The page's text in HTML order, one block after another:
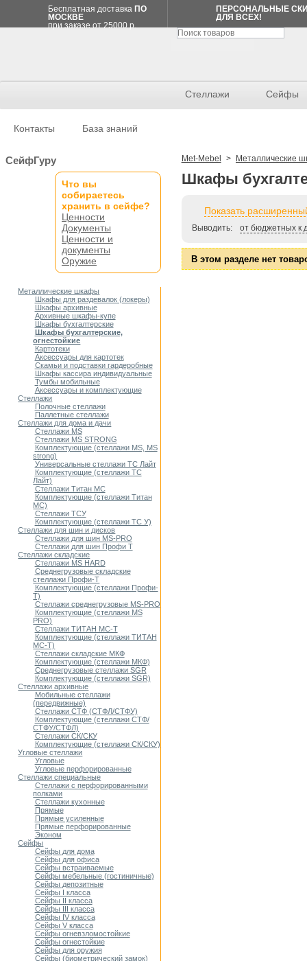
Бесплатная доставка ПО
МОСКВЕ
при заказе от 25000 р.
ПЕРСОНАЛЬНЫЕ
ДЛЯ ВСЕХ!
Стеллажи Сейфы
Контакты База знаний
СейфГуру
Что вы
собираетесь
хранить в сейфе?
Ценности
Документы
Ценности и
документы
Оружие
Металлические шкафы
Шкафы для раздевалок (локеры)
Шкафы архивные
Архивные шкафы-купе
Шкафы бухгалтерские
Шкафы бухгалтерские,
огнестойкие
Картотеки
Аксессуары для картотек
Скамьи и подставки гардеробные
Шкафы кассира индивидуальные
Тумбы мобильные
Аксессуары и комплектующие
Стеллажи
Полочные стеллажи
Паллетные стеллажи
Стеллажи для дома и дачи
Стеллажи MS
Стеллажи MS STRONG
Комплектующие (стеллажи MS, MS
strong)
Универсальные стеллажи ТС Лайт
Комплектующие (стеллажи ТС
Лайт)
Стеллажи Титан МС
Комплектующие (стеллажи Титан
МС)
Стеллажи ТСУ
Комплектующие (стеллажи ТС У)
Стеллажи для шин и дисков
Стеллажи для шин MS-PRO
Стеллажи для шин Профи Т
Стеллажи складские
Стеллажи MS HARD
Среднегрузовые складские
стеллажи Профи-Т
Комплектующие (стеллажи Профи-
Т)
Стеллажи среднегрузовые MS-PRO
Комплектующие (стеллажи MS
PRO)
Стеллажи ТИТАН МС-Т
Комплектующие (стеллажи ТИТАН
МС-Т)
Стеллажи складские МКФ
Комплектующие (стеллажи МКФ)
Среднегрузовые стеллажи SGR
Комплектующие (стеллажи SGR)
Стеллажи архивные
Мобильные стеллажи
(передвижные)
Стеллажи СТФ (СТФЛ/СТФУ)
Комплектующие (стеллажи СТФ/
СТФУ/СТФЛ)
Стеллажи СК/СКУ
Комплектующие (стеллажи СК/СКУ)
Угловые стеллажи
Угловые
Угловые перфорированные
Стеллажи специальные
Стеллажи с перфорированными
полками
Стеллажи кухонные
Прямые
Прямые усиленные
Прямые перфорированные
Эконом
Сейфы
Сейфы для дома
Сейфы для офиса
Сейфы встраиваемые
Сейфы мебельные (гостиничные)
Сейфы депозитные
Cейфы I класса
Сейфы II класса
Сейфы III класса
Сейфы IV класса
Сейфы V класса
Сейфы огневзломостойкие
Сейфы огнестойкие
Сейфы для оружия
Сейфы (биометрический замок)
Met-Mebel > Металлические
Шкафы
Показать
Выводить: от бюджетных к
В этом разделе нет
Спецпредложение
Стеллаж
полок
11
535
р.
СПИСОК